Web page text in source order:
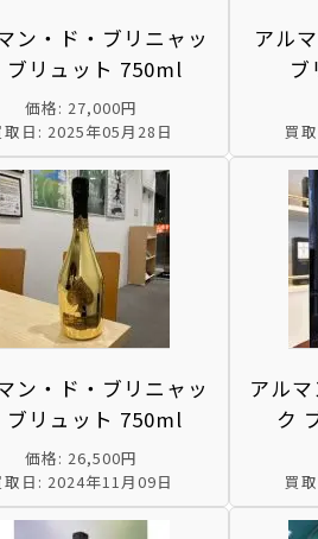
ン・ド・ブリニャッ
ブリュット 750ml
価格: 27,000円
取日: 2025年05月28日
アル
買
ン・ド・ブリニャッ
ブリュット 750ml
価格: 26,500円
取日: 2024年11月09日
アル
ク
買